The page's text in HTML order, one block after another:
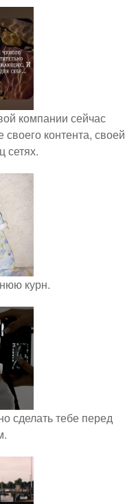
компании сейчас
контента, своей
сетях.
курн.
сделать тебе перед